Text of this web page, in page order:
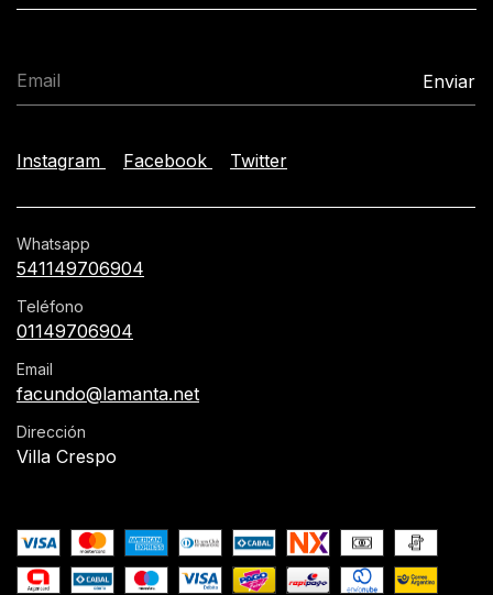
Instagram Facebook Twitter
Whatsapp
541149706904
Teléfono
01149706904
Email
facundo@lamanta.net
Dirección
Villa Crespo